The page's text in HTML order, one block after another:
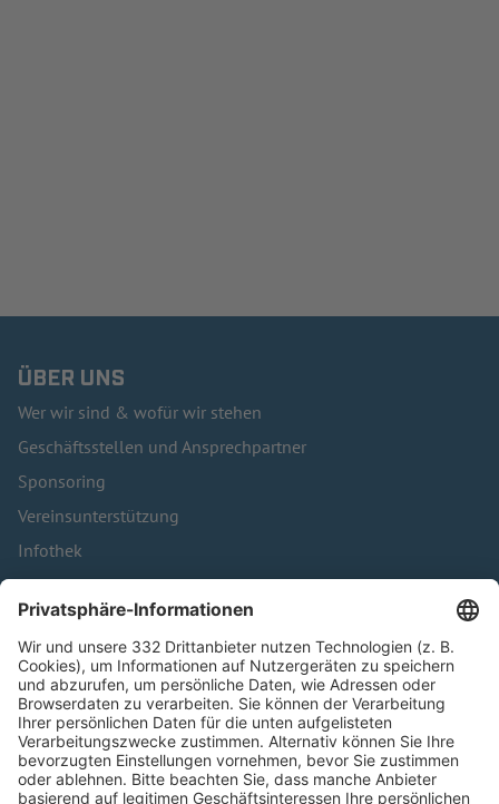
ÜBER UNS
Wer wir sind & wofür wir stehen
Geschäftsstellen und Ansprechpartner
Sponsoring
Vereinsunterstützung
Infothek
Kontakt
HÄUFIG BESUCHTE SEITEN
Pässe und Vereinswechsel
Trainerausbildung
Schulungsangebot Vereinsmitarbeiter
BFV-Geschäftsstellen